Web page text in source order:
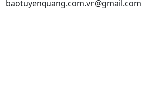
baotuyenquang.com.vn@gmail.com